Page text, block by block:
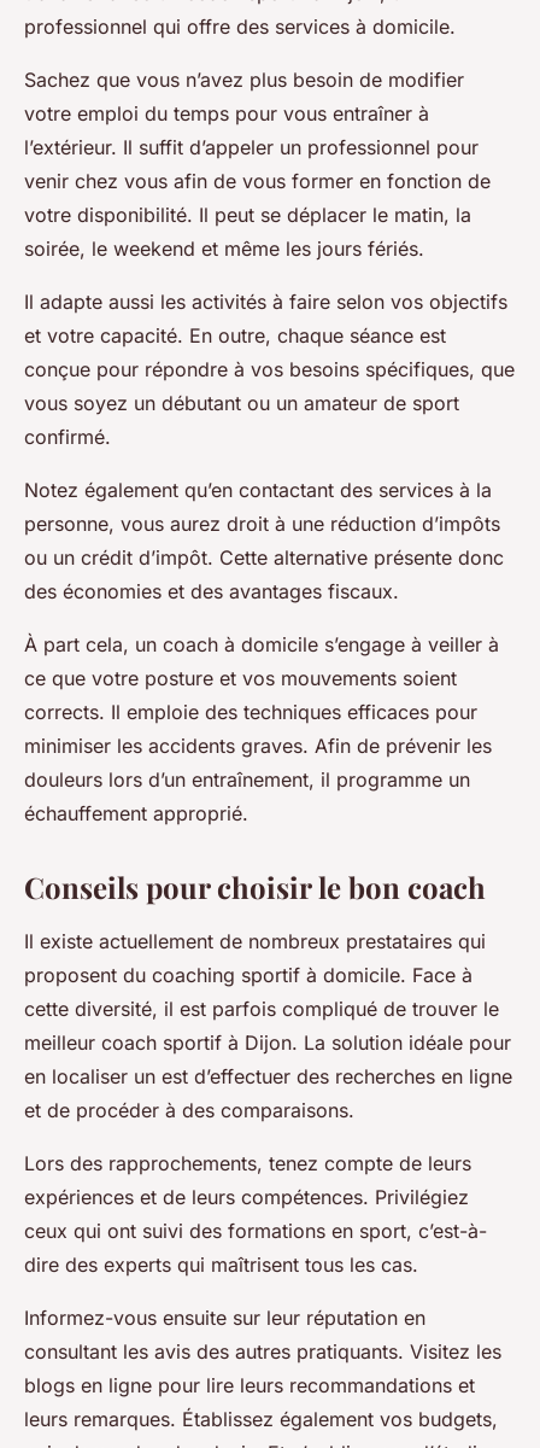
professionnel qui offre des services à domicile.
Sachez que vous n’avez plus besoin de modifier
votre emploi du temps pour vous entraîner à
l’extérieur. Il suffit d’appeler un professionnel pour
venir chez vous afin de vous former en fonction de
votre disponibilité. Il peut se déplacer le matin, la
soirée, le weekend et même les jours fériés.
Il adapte aussi les activités à faire selon vos objectifs
et votre capacité. En outre, chaque séance est
conçue pour répondre à vos besoins spécifiques, que
vous soyez un débutant ou un amateur de sport
confirmé.
Notez également qu’en contactant des services à la
personne, vous aurez droit à une réduction d’impôts
ou un crédit d’impôt. Cette alternative présente donc
des économies et des avantages fiscaux.
À part cela, un coach à domicile s’engage à veiller à
ce que votre posture et vos mouvements soient
corrects. Il emploie des techniques efficaces pour
minimiser les accidents graves. Afin de prévenir les
douleurs lors d’un entraînement, il programme un
échauffement approprié.
Conseils pour choisir le bon coach
Il existe actuellement de nombreux prestataires qui
proposent du coaching sportif à domicile. Face à
cette diversité, il est parfois compliqué de trouver le
meilleur coach sportif à Dijon. La solution idéale pour
en localiser un est d’effectuer des recherches en ligne
et de procéder à des comparaisons.
Lors des rapprochements, tenez compte de leurs
expériences et de leurs compétences. Privilégiez
ceux qui ont suivi des formations en sport, c’est-à-
dire des experts qui maîtrisent tous les cas.
Informez-vous ensuite sur leur réputation en
consultant les avis des autres pratiquants. Visitez les
blogs en ligne pour lire leurs recommandations et
leurs remarques. Établissez également vos budgets,